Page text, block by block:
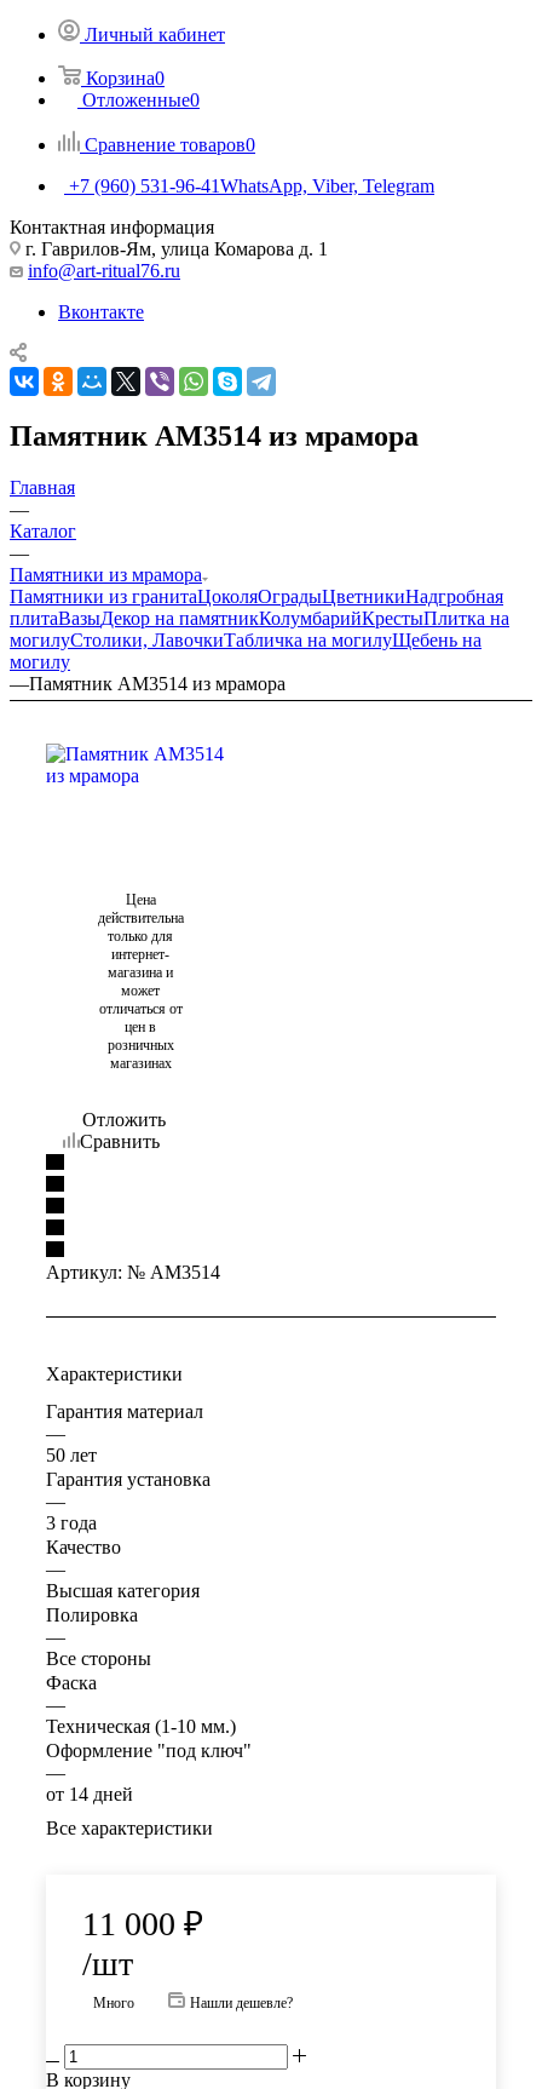
Личный кабинет
Корзина0
Отложенные0
Сравнение товаров0
+7 (960) 531-96-41WhatsApp, Viber, Telegram
Контактная информация
г. Гаврилов-Ям, улица Комарова д. 1
info@art-ritual76.ru
Вконтакте
Памятник AM3514 из мрамора
Главная
—
Каталог
—
Памятники из мрамора
Памятники из гранитаЦоколяОградыЦветникиНадгробная
плитаВазыДекор на памятникКолумбарийКрестыПлитка на
могилуСтолики, ЛавочкиТабличка на могилуЩебень на
могилу
—Памятник AM3514 из мрамора
Цена
действительна
только для
интернет-
магазина и
может
отличаться от
цен в
розничных
магазинах
Отложить
Сравнить
Артикул: № AM3514
Характеристики
Гарантия материал
—
50 лет
Гарантия установка
—
3 года
Качество
—
Высшая категория
Полировка
—
Все стороны
Фаска
—
Техническая (1-10 мм.)
Оформление "под ключ"
—
от 14 дней
Все характеристики
11 000 ₽
/шт
Много Нашли дешевле?
В корзину